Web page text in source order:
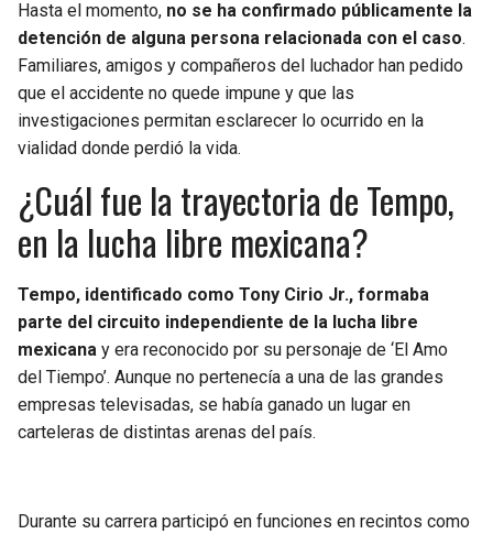
Hasta el momento, no se ha confirmado públicamente la
detención de alguna persona relacionada con el caso.
Familiares, amigos y compañeros del luchador han pedido
que el accidente no quede impune y que las
investigaciones permitan esclarecer lo ocurrido en la
vialidad donde perdió la vida.
¿Cuál fue la trayectoria de Tempo,
en la lucha libre mexicana?
Tempo, identificado como Tony Cirio Jr., formaba
parte del circuito independiente de la lucha libre
mexicana y era reconocido por su personaje de ‘El Amo
del Tiempo’. Aunque no pertenecía a una de las grandes
empresas televisadas, se había ganado un lugar en
carteleras de distintas arenas del país.
Durante su carrera participó en funciones en recintos como